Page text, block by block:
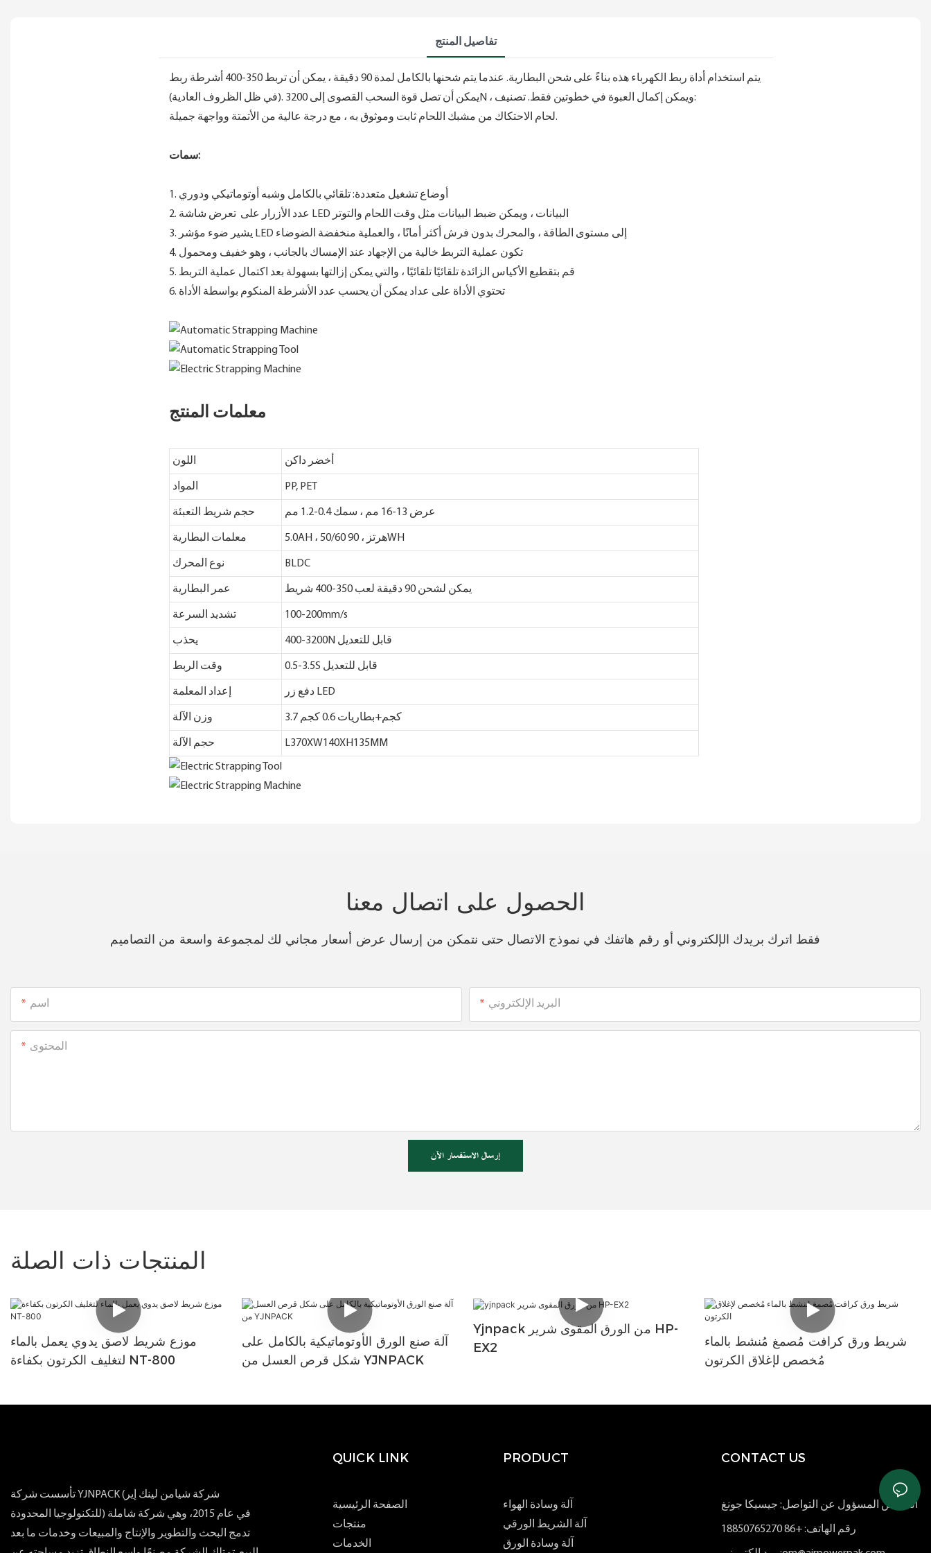
تفاصيل المنتج
(في ظل الظروف العادية). يمكن أن تصل قوة السحب القصوى إلى 3200N ، ويمكن إكمال العبوة في خطوتين فقط. تصنيف:
لحام الاحتكاك من مشبك اللحام ثابت وموثوق به ، مع درجة عالية من الأتمتة وواجهة جميلة.
سمات:
1. أوضاع تشغيل متعددة: تلقائي بالكامل وشبه أوتوماتيكي ودوري
2. عدد الأزرار على تعرض شاشة LED البيانات ، ويمكن ضبط البيانات مثل وقت اللحام والتوتر
3. يشير ضوء مؤشر LED إلى مستوى الطاقة ، والمحرك بدون فرش أكثر أمانًا ، والعملية منخفضة الضوضاء
4. تكون عملية التربط خالية من الإجهاد عند الإمساك بالجانب ، وهو خفيف ومحمول
5. قم بتقطيع الأكياس الزائدة تلقائيًا تلقائيًا ، والتي يمكن إزالتها بسهولة بعد اكتمال عملية التربط
6. تحتوي الأداة على عداد يمكن أن يحسب عدد الأشرطة المنكوم بواسطة الأداة
معلمات المنتج
اللون أخضر داكن
المواد PP, PET
حجم شريط التعبئة عرض 13-16 مم ، سمك 0.4-1.2 مم
معلمات البطارية 5.0AH ، 50/60 هرتز ، 90WH
نوع المحرك BLDC
عمر البطارية يمكن لشحن 90 دقيقة لعب 350-400 شريط
تشديد السرعة 100-200mm/s
يحذب 400-3200N قابل للتعديل
وقت الربط 0.5-3.5S قابل للتعديل
إعداد المعلمة دفع زر LED
وزن الآلة 3.7 كجم+بطاريات 0.6 كجم
حجم الآلة L370XW140XH135MM
الحصول على اتصال معنا
فقط اترك بريدك الإلكتروني أو رقم هاتفك في نموذج الاتصال حتى نتمكن من إرسال عرض أسعار مجاني لك لمجموعة واسعة من التصاميم
اسم البريد الإلكتروني
المحتوى
إرسال الاستفسار الآن
المنتجات ذات الصلة
موزع شريط لاصق يدوي يعمل بالماء
لتغليف الكرتون بكفاءة NT-800
آلة صنع الورق الأوتوماتيكية بالكامل على
شكل قرص العسل من YJNPACK
Yjnpack من الورق المقوى شرير HP-
EX2
شريط ورق كرافت مُصمغ مُنشط بالماء
مُخصص لإغلاق الكرتون
تأسست شركة YJNPACK (شركة شيامن لينك إير
للتكنولوجيا المحدودة) في عام 2015، وهي شركة شاملة
تدمج البحث والتطوير والإنتاج والمبيعات وخدمات ما بعد
QUICK LINK
الصفحة الرئيسية
منتجات
الخدمات
PRODUCT
آلة وسادة الهواء
آلة الشريط الورقي
آلة وسادة الورق
CONTACT US
الشخص المسؤول عن التواصل: جيسيكا جونغ
رقم الهاتف: +86 18850765270